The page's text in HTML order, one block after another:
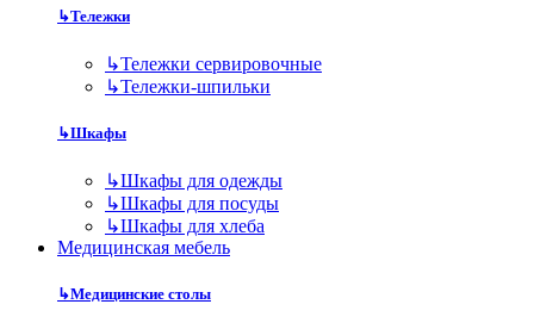
↳Тележки
↳Тележки сервировочные
↳Тележки-шпильки
↳Шкафы
↳Шкафы для одежды
↳Шкафы для посуды
↳Шкафы для хлеба
Медицинская мебель
↳Медицинские столы